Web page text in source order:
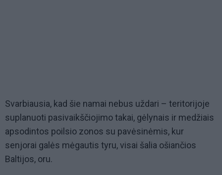
Svarbiausia, kad šie namai nebus uždari – teritorijoje
suplanuoti pasivaikščiojimo takai, gėlynais ir medžiais
apsodintos poilsio zonos su pavėsinėmis, kur
senjorai galės mėgautis tyru, visai šalia ošiančios
Baltijos, oru.